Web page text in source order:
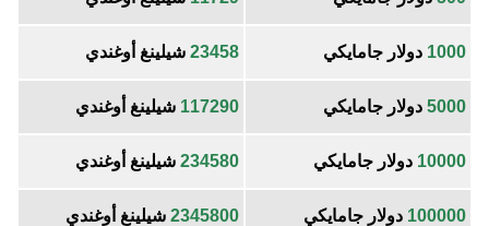
1000 دولار جامايكي 23458 شيلينغ أوغندي
5000 دولار جامايكي 117290 شيلينغ أوغندي
10000 دولار جامايكي 234580 شيلينغ أوغندي
100000 دولار جامايكي 2345800 شيلينغ أوغندي